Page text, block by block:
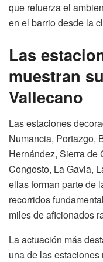
que refuerza el
en el barrio desde la
Las
muestran
Vallecano
Las estaciones
Numancia, Portazgo,
Hernández, Sierra de
Congosto, La Gavia,
ellas forman parte de
recorridos
miles de aficionados
La actuación más
una de las